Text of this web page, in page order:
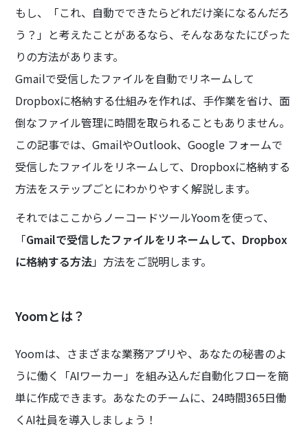
もし、「これ、自動でできたらどれだけ楽になるんだろ
う？」と考えたことがあるなら、そんなあなたにぴった
りの方法があります。
Gmailで受信したファイルを自動でリネームして
Dropboxに格納する仕組みを作れば、手作業を省け、面
倒なファイル管理に時間を取られることもありません。
この記事では、GmailやOutlook、Google フォームで
受信したファイルをリネームして、Dropboxに格納する
方法をステップごとにわかりやすく解説します。
それではここからノーコードツールYoomを使って、
「Gmailで受信したファイルをリネームして、Dropbox
に格納する方法」方法をご説明します。
Yoomとは？
Yoomは、さまざまな業務アプリや、あなたの秘書のよ
うに働く「AIワーカー」を組み込んだ自動化フローを簡
単に作成できます。あなたのチームに、24時間365日働
くAI社員を導入しましょう！